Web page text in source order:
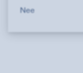
Nee